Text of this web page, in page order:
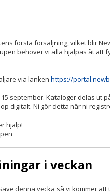
första försäljning, vilket blir
behöver vi alla hjälpas åt att
via länken https://
september. Kataloger delas ut
digitalt. Ni gör detta när ni
hjälp!
i veckan
denna vecka så vi kommer